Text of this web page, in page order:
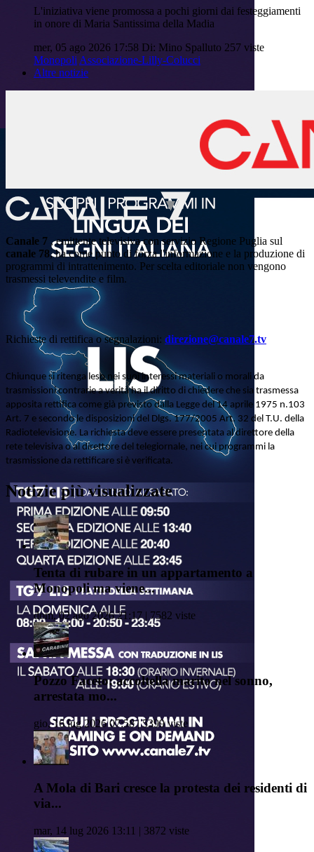
L'iniziativa viene promossa a pochi giorni dai festeggiamenti
in onore di Maria Santissima della Madia
mer, 05 ago 2026 17:58 Di: Mino Spalluto 257 viste
Monopoli Associazione-Lilly-Colucci
Altre notizie
Canale 7 , emittente televisiva con servizio Regione Puglia sul
canale 78, ha come punto di forza l'informazione e la produzione di
programmi di intrattenimento. Per scelta editoriale non vengono
trasmessi televendite e film.
Richieste di rettifica o segnalazioni: direzione@canale7.tv
Chiunque si ritenga leso nei suoi interessi materiali o morali da
trasmissioni contrarie a verità ha il diritto di chiedere che sia trasmessa
apposita rettifica come già previsto dalla Legge del 14 aprile 1975 n.103
Art. 7 e secondo le disposizioni del Dlgs. 177/2005 Art. 32 del T.U. della
Radiotelevisione. La richiesta deve essere presentata al direttore della
rete televisiva o al direttore del telegiornale, nei cui programmi la
trasmissione da rettificare si è verificata.
Notizie più visualizzate
Tenta di rubare in un appartamento a
Monopoli ma viene...
dom, 02 ago 2026 21:17 | 7582 viste
Pozzo Faceto: accoltella marito nel sonno,
arrestata mo...
gio, 16 lug 2026 07:58 | 5399 viste
A Mola di Bari cresce la protesta dei residenti di
via...
mar, 14 lug 2026 13:11 | 3872 viste